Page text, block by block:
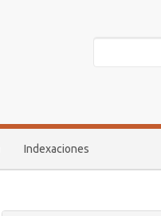
Indexaciones